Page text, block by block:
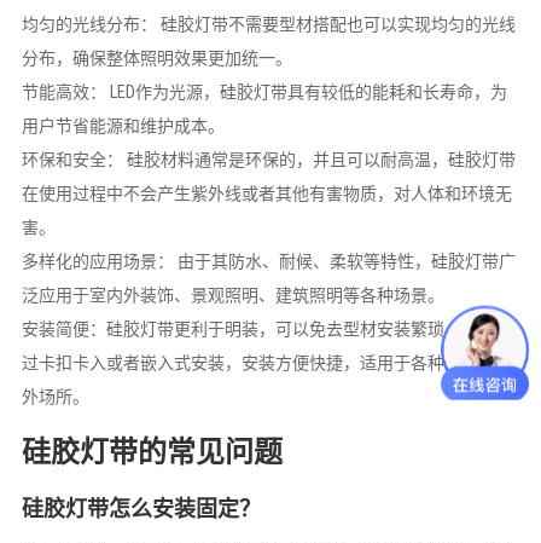
均匀的光线分布： 硅胶灯带不需要型材搭配也可以实现均匀的光线
分布，确保整体照明效果更加统一。
节能高效： LED作为光源，硅胶灯带具有较低的能耗和长寿命，为
用户节省能源和维护成本。
环保和安全： 硅胶材料通常是环保的，并且可以耐高温，硅胶灯带
在使用过程中不会产生紫外线或者其他有害物质，对人体和环境无
害。
多样化的应用场景： 由于其防水、耐候、柔软等特性，硅胶灯带广
泛应用于室内外装饰、景观照明、建筑照明等各种场景。
安装简便：硅胶灯带更利于明装，可以免去型材安装繁琐，一般通
过卡扣卡入或者嵌入式安装，安装方便快捷，适用于各种室内和室
外场所。
硅胶灯带的常见问题
硅胶灯带怎么安装固定？